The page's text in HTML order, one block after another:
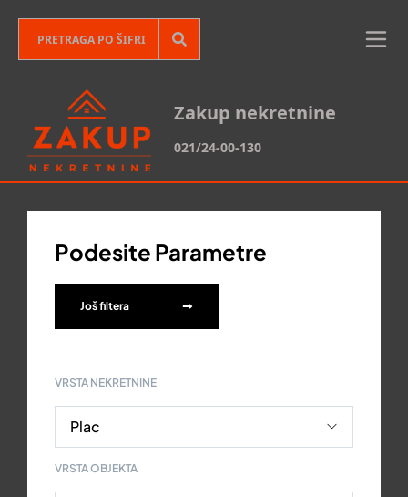
Zakup nekretnine
021/24-00-130
Podesite Parametre
Još filtera
VRSTA NEKRETNINE
VRSTA OBJEKTA